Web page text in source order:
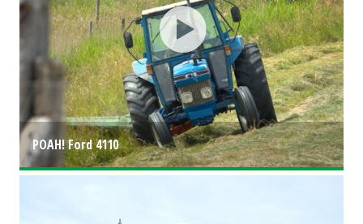
POAH! Ford 4110